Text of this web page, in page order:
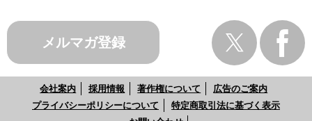
メルマガ登録
会社案内 採用情報 著作権について
広告のご案内
プライバシーポリシーについて
特定商取引法に基づく表示